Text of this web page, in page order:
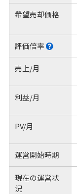
希望売却価格
評価倍率
売上/月
利益/月
PV/月
運営開始時期
現在の運営状
況